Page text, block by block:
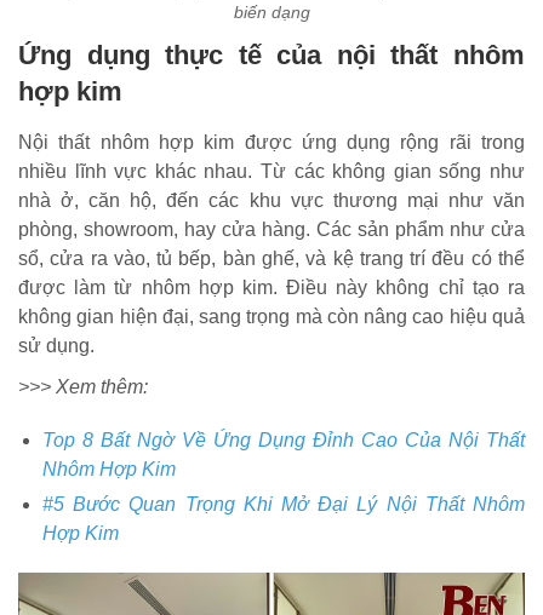
biến dạng
Ứng dụng thực tế của nội thất nhôm
hợp kim
Nội thất nhôm hợp kim được ứng dụng rộng rãi trong
nhiều lĩnh vực khác nhau. Từ các không gian sống như
nhà ở, căn hộ, đến các khu vực thương mại như văn
phòng, showroom, hay cửa hàng. Các sản phẩm như cửa
sổ, cửa ra vào, tủ bếp, bàn ghế, và kệ trang trí đều có thể
được làm từ nhôm hợp kim. Điều này không chỉ tạo ra
không gian hiện đại, sang trọng mà còn nâng cao hiệu quả
sử dụng.
>>> Xem thêm:
Top 8 Bất Ngờ Về Ứng Dụng Đỉnh Cao Của Nội Thất
Nhôm Hợp Kim
#5 Bước Quan Trọng Khi Mở Đại Lý Nội Thất Nhôm
Hợp Kim